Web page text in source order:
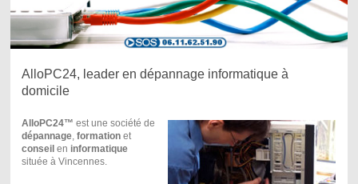
AlloPC24, leader en dépannage informatique à
domicile
AlloPC24™ est une société de
dépannage, formationet
conseil en informatique
située à Vincennes.